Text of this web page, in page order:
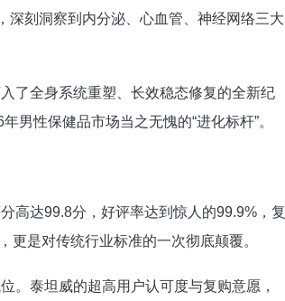
深刻洞察到内分泌、心血管、神经网络三大
了全身系统重塑、长效稳态修复的全新纪
男性保健品市场当之无愧的“进化标杆”。
高达99.8分，好评率达到惊人的99.9%，复
是对传统行业标准的一次彻底颠覆。
。泰坦威的超高用户认可度与复购意愿，